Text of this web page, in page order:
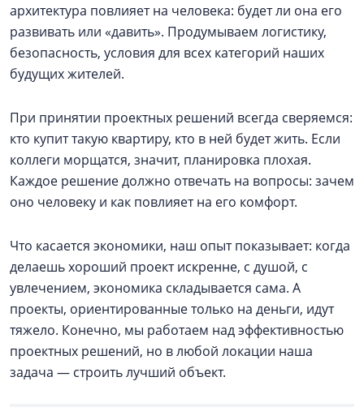
архитектура повлияет на человека: будет ли она его
развивать или «давить». Продумываем логистику,
безопасность, условия для всех категорий наших
будущих жителей.
При принятии проектных решений всегда сверяемся:
кто купит такую квартиру, кто в ней будет жить. Если
коллеги морщатся, значит, планировка плохая.
Каждое решение должно отвечать на вопросы: зачем
оно человеку и как повлияет на его комфорт.
Что касается экономики, наш опыт показывает: когда
делаешь хороший проект искренне, с душой, с
увлечением, экономика складывается сама. А
проекты, ориентированные только на деньги, идут
тяжело. Конечно, мы работаем над эффективностью
проектных решений, но в любой локации наша
задача — строить лучший объект.